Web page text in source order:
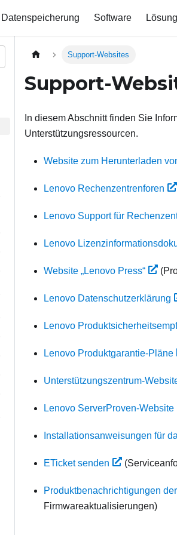
Datenspeicherung Software
Support-Websites
Support-
In diesem Abschnitt finden Sie
Unterstützungsressourcen.
Website zum Herunterladen
Lenovo Rechenzentrenforen
Lenovo Support für
Lenovo
Website „Lenovo Press“
Lenovo Datenschutzerklärung
Lenovo
Lenovo Produktgarantie-Pläne
Unterstützungszentrum-
Lenovo ServerProven-Website
Installationsanweisungen für
ETicket senden
Produktbenachrichtigungen
Firmwareaktualisierungen)